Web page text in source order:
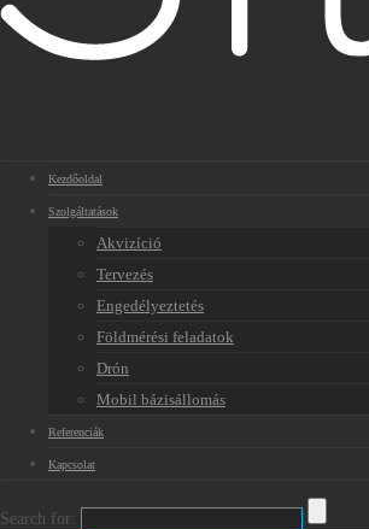
Kezdőoldal
Szolgáltatások
Akvizíció
Tervezés
Engedélyeztetés
Földmérési feladatok
Drón
Mobil bázisállomás
Referenciák
Kapcsolat
Search for: